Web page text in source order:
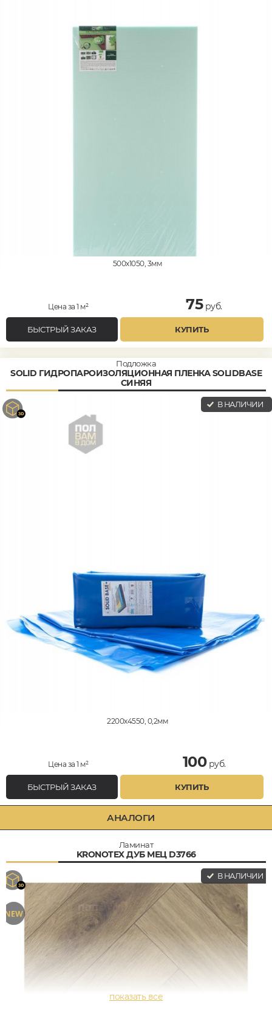
500x1050, 3мм
Цена за 1 м² 75руб.
БЫСТРЫЙ ЗАКАЗ КУПИТЬ
Подложка
SOLID ГИДРОПАРОИЗОЛЯЦИОННАЯ ПЛЕНКА SOLIDBASE
СИНЯЯ
В НАЛИЧИИ
2200x4550, 0,2мм
Цена за 1 м² 100руб.
БЫСТРЫЙ ЗАКАЗ КУПИТЬ
АНАЛОГИ
Ламинат
KRONOTEX ДУБ МЕЦ D3766
В НАЛИЧИИ